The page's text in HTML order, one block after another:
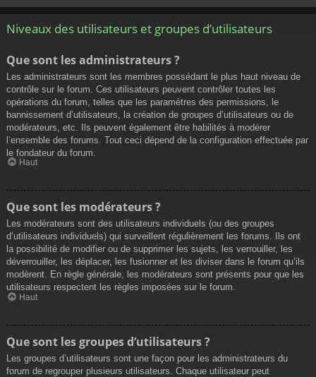
Niveaux des utilisateurs et groupes d’utilisateurs
Que sont les administrateurs ?
Les administrateurs sont les membres possédant le plus haut niveau de
contrôle sur le forum. Ces utilisateurs peuvent contrôler toutes les
opérations du forum, telles que les paramètres des permissions, le
bannissement d’utilisateurs, la création de groupes d’utilisateurs ou de
modérateurs, etc. Ils peuvent également être habilités à modérer
l’ensemble des forums. Tout ceci dépend de la configuration effectuée par
le fondateur du forum.
Haut
Que sont les modérateurs ?
Les modérateurs sont des utilisateurs individuels (ou des groupes
d’utilisateurs individuels) qui surveillent régulièrement les forums. Ils ont
la possibilité de modifier ou de supprimer les sujets, les verrouiller, les
déverrouiller, les déplacer, les fusionner et les diviser dans le forum qu’ils
modèrent. En règle générale, les modérateurs sont présents pour que les
utilisateurs respectent les règles imposées sur le forum.
Haut
Que sont les groupes d’utilisateurs ?
Les groupes d’utilisateurs sont une façon pour les administrateurs du
forum de regrouper plusieurs utilisateurs. Chaque utilisateur peut